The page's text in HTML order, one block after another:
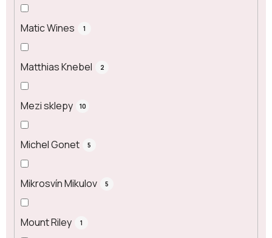
Matic Wines 1
Matthias Knebel 2
Mezi sklepy 10
Michel Gonet 5
Mikrosvín Mikulov 5
Mount Riley 1